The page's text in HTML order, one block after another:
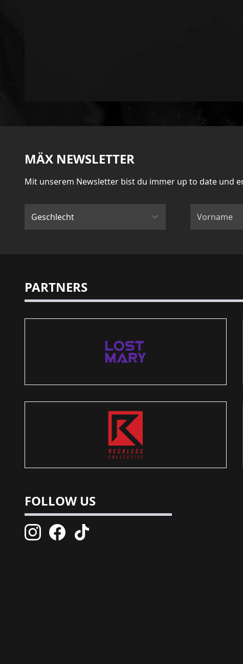
MÄX NEWSLETTER
Mit unserem Newsletter bist du immer up to date und
PARTNERS
FOLLOW US